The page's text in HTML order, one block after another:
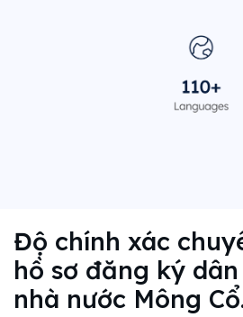
Độ chính xác
hồ sơ đăng ký
nhà nước Mông